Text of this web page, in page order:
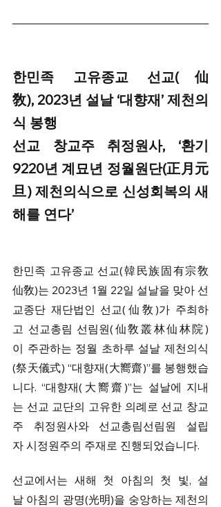
한민족 고유종교 선교(仙
敎), 2023년 설날 ‘대향재’ 제천의
식 봉행
선교 창교주 취정원사, ‘환기
9220년 계묘년 정월원단(正月元
旦) 제천의식으로 신성회복의 새
해를 연다’
한민족 고유종교 선교(韓民族固有宗敎
仙敎)는 2023년 1월 22일 설날을 맞아 선
교종단 재단법인 선교(仙敎)가 주최하
고 선교총림 선림원(仙敎叢林仙林院)
이 주관하는 정월 초하루 설날 제천의식
(祭天儀式) “대향재(大嚮齋)”를 봉행했습
니다. “대향재(大嚮齋)”는 설날에 지내
는 선교 교단의 고유한 의례로 선교 창교
주 취정원사와 선교총림선림원 설립
자 시정원주의 주재로 진행되었습니다.
선교에서는 새해 첫 아침의 첫 빛, 설
날 아침의 광명(光明)을 숭앙하는 제천의